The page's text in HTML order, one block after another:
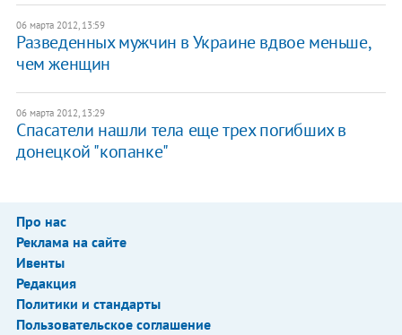
06 марта 2012, 13:59
Разведенных мужчин в Украине вдвое меньше,
чем женщин
06 марта 2012, 13:29
Спасатели нашли тела еще трех погибших в
донецкой "копанке"
Про нас
Реклама на сайте
Ивенты
Редакция
Политики и стандарты
Пользовательское соглашение